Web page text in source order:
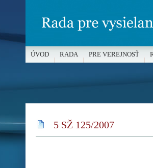
5 SŽ 125/2007
ÚVOD RADA PRE VEREJNOSŤ